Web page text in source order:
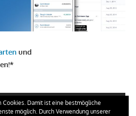
und
UND 100 € ERHALTEN
Cookies. Damit ist eine bestmögliche
möglich. Durch Verwendung unserer